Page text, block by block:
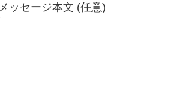
メッセージ本文 (任意)